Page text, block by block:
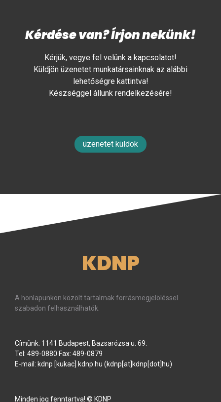
Kérdése van? Írjon nekünk!
Kérjük, vegye fel velünk a kapcsolatot!
Küldjön üzenetet munkatársainknak az alábbi
lehetőségre kattintva!
Készséggel állunk rendelkezésére!
üzenetet küldök
KDNP
A honlapunkon közölt tartalmak forrásmegjelöléssel
szabadon felhasználhatók.
Címünk: 1141 Budapest, Bazsarózsa u. 69.
Tel: 489-0880 Fax: 489-0879
E-mail: kdnp [kukac] kdnp.hu (kdnp[at]kdnp[dot]hu)
Minden jog fenntartva! © KDNP